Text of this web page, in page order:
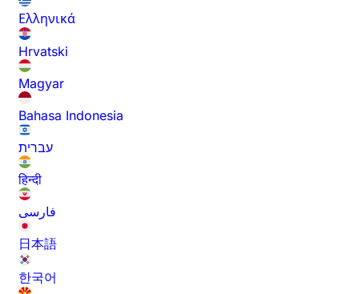
Ελληνικά
Hrvatski
Magyar
Bahasa Indonesia
עברית
हिन्दी
فارسی
日本語
한국어